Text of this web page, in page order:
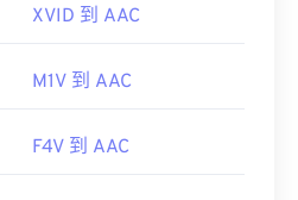
XVID 到 AAC
M1V 到 AAC
F4V 到 AAC